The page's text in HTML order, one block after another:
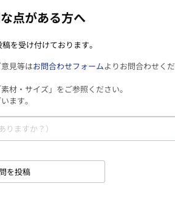
点がある方へ
を受け付けております。
見等はお問合わせフォームよりお問合わせくだ
材・サイズ」をご参照ください。
ます。
を投稿